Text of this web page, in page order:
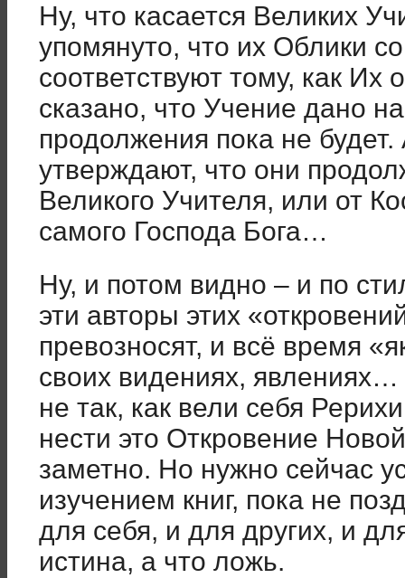
Ну, что касается Великих
упомянуто, что их Облики
соответствуют тому, как
сказано, что Учение дано
продолжения пока не
утверждают, что они
Великого Учителя, или от
самого Господа Бога…
Ну, и потом видно – и по
эти авторы этих
превозносят, и всё время
своих видениях, явлениях…
не так, как вели себя
нести это Откровение
заметно. Но нужно сейчас
изучением книг, пока не
для себя, и для других, и
истина, а что ложь.